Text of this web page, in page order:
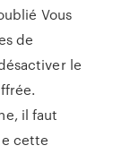
Vous
de
le
il faut
cette